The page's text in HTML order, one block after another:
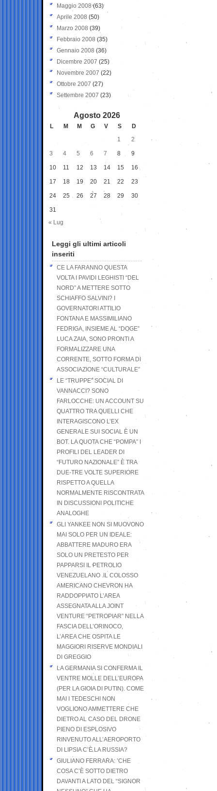
Maggio 2008(63)
Aprile 2008 (50)
Marzo 2008 (39)
Febbraio 2008 (35)
Gennaio 2008 (36)
Dicembre 2007 (25)
Novembre 2007 (22)
Ottobre 2007 (27)
Settembre 2007 (23)
Agosto 2026
L M M G V S
D
1
2
3 4 5 6 7 8 9
10 11 12 13 14 15 16
17 18 19 20 21 22 23
24 25 26 27 28 29 30
31
« Lug
Leggi gli ultimi articoli
inseriti
CE LA FARANNO QUESTA
VOLTA I PAVIDI LEGHISTI “DEL
NORD” A METTERE SOTTO
SCHIAFFO SALVINI? I
GOVERNATORI ATTILIO
FONTANA E MASSIMILIANO
FEDRIGA, INSIEME AL “DOGE”
LUCA ZAIA, SONO PRONTI A
FORMALIZZARE UNA
CORRENTE, SOTTO FORMA DI
ASSOCIAZIONE “CULTURALE”
LE “TRUPPE” SOCIAL DI
VANNACCI? SONO
FARLOCCHE: UN ACCOUNT SU
QUATTRO TRA QUELLI CHE
INTERAGISCONO L’EX
GENERALE SUI SOCIAL È UN
BOT. LA QUOTA CHE “POMPA” I
PROFILI DEL LEADER DI
“FUTURO NAZIONALE” È TRA
DUE-TRE VOLTE SUPERIORE
RISPETTO A QUELLA
NORMALMENTE RISCONTRATA
IN DISCUSSIONI POLITICHE
ANALOGHE
GLI YANKEE NON SI MUOVONO
MAI SOLO PER UN IDEALE:
ABBATTERE MADURO ERA
SOLO UN PRETESTO PER
PAPPARSI IL PETROLIO
VENEZUELANO .IL COLOSSO
AMERICANO CHEVRON HA
RADDOPPIATO L’AREA
ASSEGNATA ALLA JOINT
VENTURE “PETROPIAR” NELLA
FASCIA DELL’ORINOCO,
L’AREA CHE OSPITA LE
MAGGIORI RISERVE MONDIALI
DI GREGGIO
LA GERMANIA SI CONFERMA IL
VENTRE MOLLE DELL’EUROPA
(PER LA GIOIA DI PUTIN). COME
MAI I TEDESCHI NON
VOGLIONO AMMETTERE CHE
DIETRO AL CASO DEL DRONE
PIENO DI ESPLOSIVO
RINVENUTO ALL’AEROPORTO
DI LIPSIA C’È LA RUSSIA?
GIULIANO FERRARA: ’CHE
COSA C’È SOTTO DIETRO
DAVANTI A LATO DEL “SIGNOR